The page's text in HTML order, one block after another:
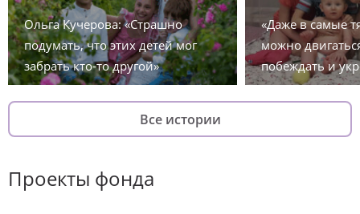
Ольга Кучерова: «Страшно
подумать, что этих детей мог
забрать кто-то другой»
«Даже в самые
можно
побеждать и
Все истории
Проекты фонда